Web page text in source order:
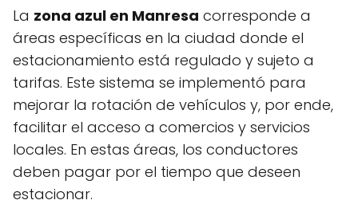
La zona azul en Manresa corresponde a
áreas específicas en la ciudad donde el
estacionamiento está regulado y sujeto a
tarifas. Este sistema se implementó para
mejorar la rotación de vehículos y, por ende,
facilitar el acceso a comercios y servicios
locales. En estas áreas, los conductores
deben pagar por el tiempo que deseen
estacionar.